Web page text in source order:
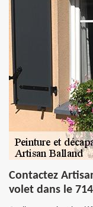
Contactez
volet dans le